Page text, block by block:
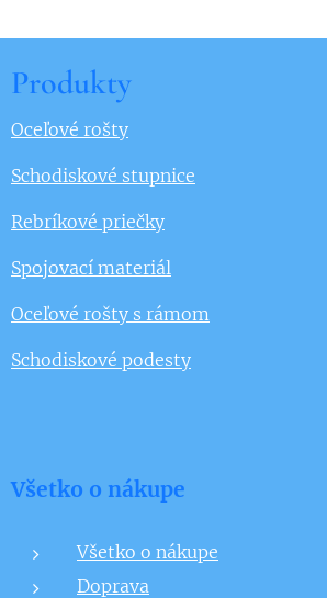
Produkty
Oceľové rošty
Schodiskové stupnice
Rebríkové priečky
Spojovací materiál
Oceľové rošty s rámom
Schodiskové podesty
Všetko o nákupe
Všetko o nákupe
Doprava